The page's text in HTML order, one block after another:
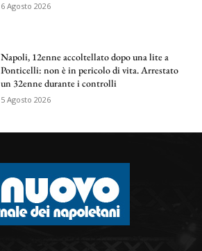
6 Agosto 2026
Napoli, 12enne accoltellato dopo una lite a
Ponticelli: non è in pericolo di vita. Arrestato
un 32enne durante i controlli
5 Agosto 2026